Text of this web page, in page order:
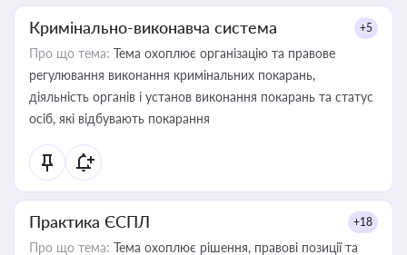
Кримінально-виконавча система +5
Про що тема: Тема охоплює організацію та правове
регулювання виконання кримінальних покарань,
діяльність органів і установ виконання покарань та статус
осіб, які відбувають покарання
Практика ЄСПЛ +18
Про що тема: Тема охоплює рішення, правові позиції та